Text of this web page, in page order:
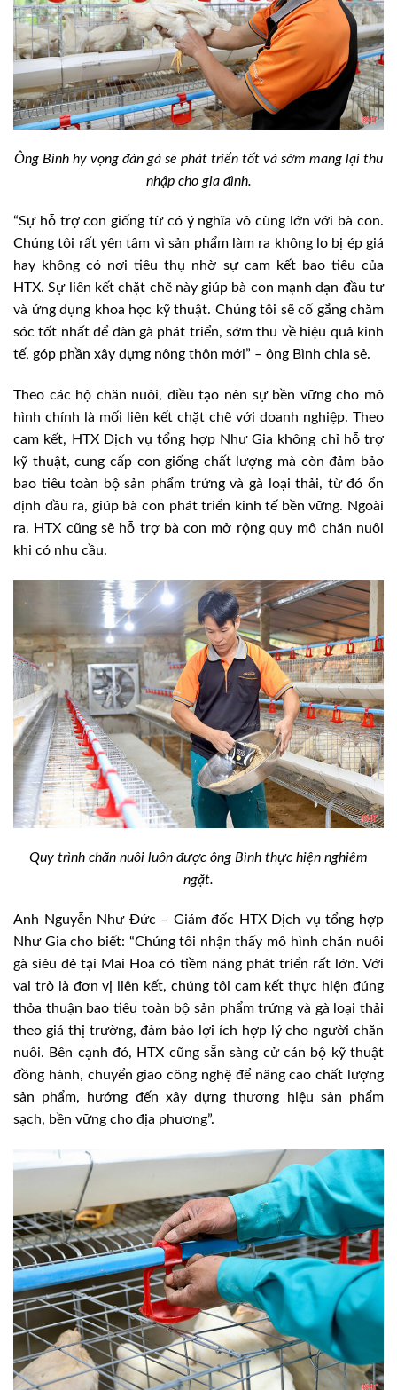
Ông Bình hy vọng đàn gà sẽ phát triển tốt và sớm mang lại thu
nhập cho gia đình.
“Sự hỗ trợ con giống từ có ý nghĩa vô cùng lớn với bà con.
Chúng tôi rất yên tâm vì sản phẩm làm ra không lo bị ép giá
hay không có nơi tiêu thụ nhờ sự cam kết bao tiêu của
HTX. Sự liên kết chặt chẽ này giúp bà con mạnh dạn đầu tư
và ứng dụng khoa học kỹ thuật. Chúng tôi sẽ cố gắng chăm
sóc tốt nhất để đàn gà phát triển, sớm thu về hiệu quả kinh
tế, góp phần xây dựng nông thôn mới” – ông Bình chia sẻ.
Theo các hộ chăn nuôi, điều tạo nên sự bền vững cho mô
hình chính là mối liên kết chặt chẽ với doanh nghiệp. Theo
cam kết, HTX Dịch vụ tổng hợp Như Gia không chỉ hỗ trợ
kỹ thuật, cung cấp con giống chất lượng mà còn đảm bảo
bao tiêu toàn bộ sản phẩm trứng và gà loại thải, từ đó ổn
định đầu ra, giúp bà con phát triển kinh tế bền vững. Ngoài
ra, HTX cũng sẽ hỗ trợ bà con mở rộng quy mô chăn nuôi
khi có nhu cầu.
Quy trình chăn nuôi luôn được ông Bình thực hiện nghiêm
ngặt.
Anh Nguyễn Như Đức – Giám đốc HTX Dịch vụ tổng hợp
Như Gia cho biết: “Chúng tôi nhận thấy mô hình chăn nuôi
gà siêu đẻ tại Mai Hoa có tiềm năng phát triển rất lớn. Với
vai trò là đơn vị liên kết, chúng tôi cam kết thực hiện đúng
thỏa thuận bao tiêu toàn bộ sản phẩm trứng và gà loại thải
theo giá thị trường, đảm bảo lợi ích hợp lý cho người chăn
nuôi. Bên cạnh đó, HTX cũng sẵn sàng cử cán bộ kỹ thuật
đồng hành, chuyển giao công nghệ để nâng cao chất lượng
sản phẩm, hướng đến xây dựng thương hiệu sản phẩm
sạch, bền vững cho địa phương”.